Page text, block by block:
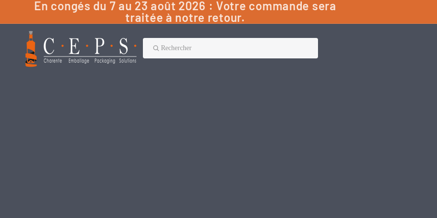
En congés du 7 au 23 août 2026 : Votre commande sera
traitée à notre retour.
Rechercher